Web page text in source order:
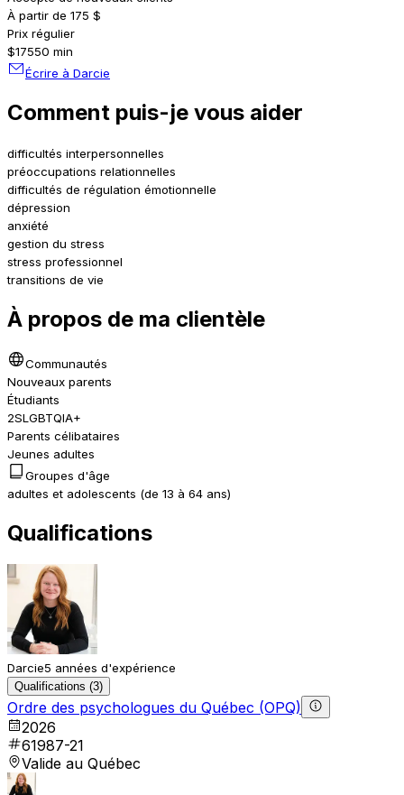
À partir de 175 $
Prix régulier
$17550 min
Écrire à Darcie
Comment puis-je vous aider
difficultés interpersonnelles
préoccupations relationnelles
difficultés de régulation émotionnelle
dépression
anxiété
gestion du stress
stress professionnel
transitions de vie
À propos de ma clientèle
Communautés
Nouveaux parents
Étudiants
2SLGBTQIA+
Parents célibataires
Jeunes adultes
Groupes d'âge
adultes et adolescents (de 13 à 64 ans)
Qualifications
Darcie5 années d'expérience
Qualifications (3)
Ordre des psychologues du Québec (OPQ)
2026
61987-21
Valide au Québec